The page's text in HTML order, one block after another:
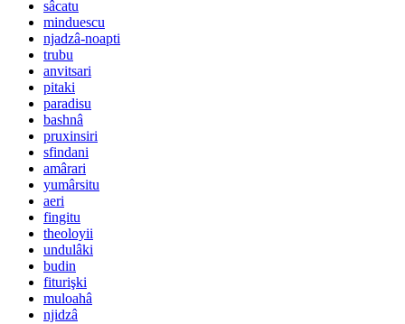
sâcatu
minduescu
njadzâ-noapti
trubu
anvitsari
pitaki
paradisu
bashnâ
pruxinsiri
sfindani
amârari
yumârsitu
aeri
fingitu
theoloyii
undulâki
budin
fiturişki
muloahâ
njidzâ